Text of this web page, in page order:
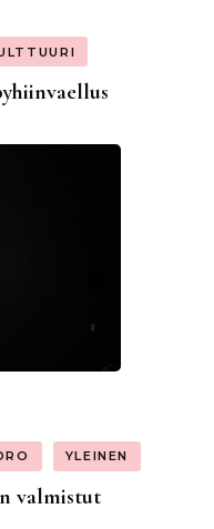
YLEINEN
valmistut